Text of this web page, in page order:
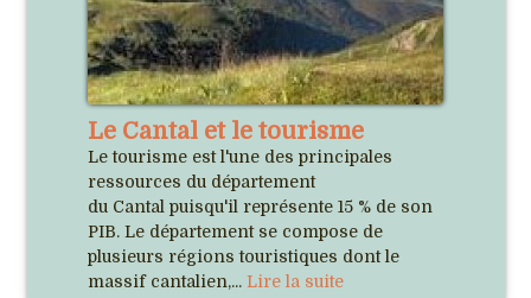
Le Cantal et le tourisme
Le tourisme est l'une des principales
ressources du département
du Cantal puisqu'il représente 15 % de son
PIB. Le département se compose de
plusieurs régions touristiques dont le
massif cantalien,... Lire la suite